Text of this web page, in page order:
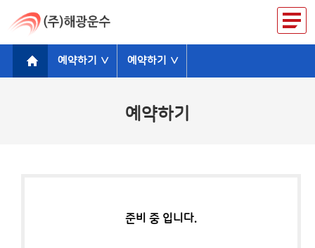
예약하기 ∨ 예약하기 ∨
예약하기
준비 중 입니다.